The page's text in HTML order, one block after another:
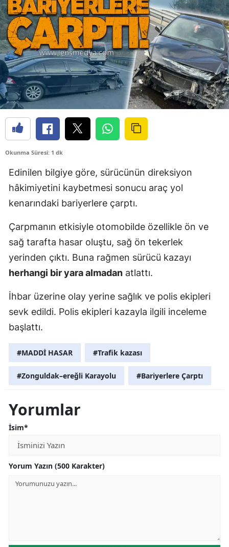
Okunma Süresi: 1 dk
Edinilen bilgiye göre, sürücünün direksiyon
hâkimiyetini kaybetmesi sonucu araç yol
kenarındaki bariyerlere çarptı.
Çarpmanın etkisiyle otomobilde özellikle ön ve
sağ tarafta hasar oluştu, sağ ön tekerlek
yerinden çıktı. Buna rağmen sürücü kazayı
herhangi bir yara almadan atlattı.
İhbar üzerine olay yerine sağlık ve polis ekipleri
sevk edildi. Polis ekipleri kazayla ilgili inceleme
başlattı.
#MADDİ HASAR #Trafik kazası
#Zonguldak–ereğli Karayolu #Bariyerlere Çarptı
Yorumlar
İsim*
Yorum Yazın (500 Karakter)